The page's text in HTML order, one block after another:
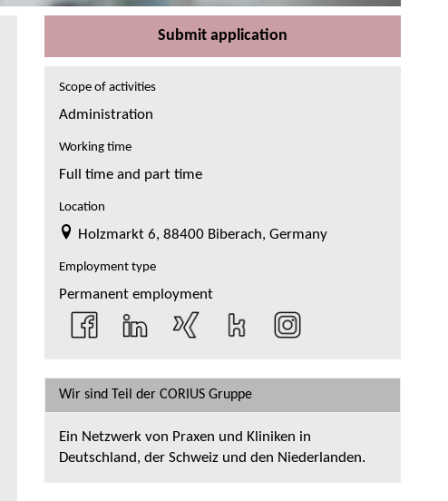
Submit application
Scope of activities
Administration
Working time
Full time and part time
Location
Holzmarkt 6, 88400 Biberach, Germany
Employment type
Permanent employment
Wir sind Teil der CORIUS Gruppe
Ein Netzwerk von Praxen und Kliniken in
Deutschland, der Schweiz und den Niederlanden.